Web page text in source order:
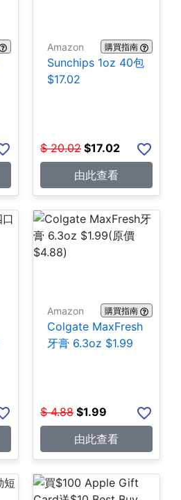
Amazon 購買指南
Sunchips 1oz 40包
$17.02
$ 20.02 $17.02
由此查看
Amazon 購買指南
Colgate MaxFresh
牙膏 6.3oz $1.99
$ 4.88 $1.99
由此查看